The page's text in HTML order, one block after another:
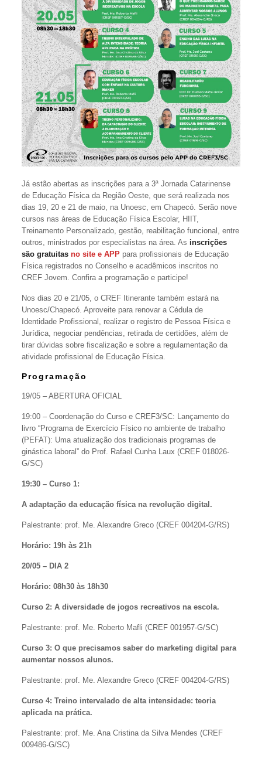
Já estão abertas as inscrições para a 3ª Jornada Catarinense
de Educação Física da Região Oeste, que será realizada nos
dias 19, 20 e 21 de maio, na Unoesc, em Chapecó. Serão nove
cursos nas áreas de Educação Física Escolar, HIIT,
Treinamento Personalizado, gestão, reabilitação funcional, entre
outros, ministrados por especialistas na área. As inscrições
são gratuitas no site e APP para profissionais de Educação
Física registrados no Conselho e acadêmicos inscritos no
CREF Jovem. Confira a programação e participe!
Nos dias 20 e 21/05, o CREF Itinerante também estará na
Unoesc/Chapecó. Aproveite para renovar a Cédula de
Identidade Profissional, realizar o registro de Pessoa Física e
Jurídica, negociar pendências, retirada de certidões, além de
tirar dúvidas sobre fiscalização e sobre a regulamentação da
atividade profissional de Educação Física.
Programação
19/05 – ABERTURA OFICIAL
19:00 – Coordenação do Curso e CREF3/SC: Lançamento do
livro “Programa de Exercício Físico no ambiente de trabalho
(PEFAT): Uma atualização dos tradicionais programas de
ginástica laboral” do Prof. Rafael Cunha Laux (CREF 018026-
G/SC)
19:30 – Curso 1:
A adaptação da educação física na revolução digital.
Palestrante: prof. Me. Alexandre Greco (CREF 004204-G/RS)
Horário: 19h às 21h
20/05 – DIA 2
Horário: 08h30 às 18h30
Curso 2: A diversidade de jogos recreativos na escola.
Palestrante: prof. Me. Roberto Mafli (CREF 001957-G/SC)
Curso 3: O que precisamos saber do marketing digital para
aumentar nossos alunos.
Palestrante: prof. Me. Alexandre Greco (CREF 004204-G/RS)
Curso 4: Treino intervalado de alta intensidade: teoria
aplicada na prática.
Palestrante: prof. Me. Ana Cristina da Silva Mendes (CREF
009486-G/SC)